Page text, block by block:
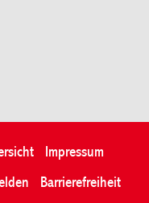
Impressum
Barrierefreiheit